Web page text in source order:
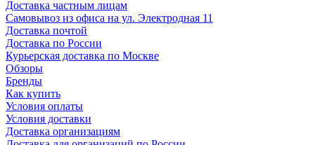
Доставка частным лицам
Самовывоз из офиса на ул. Электродная 11
Доставка почтой
Доставка по России
Курьерская доставка по Москве
Обзоры
Бренды
Как купить
Условия оплаты
Условия доставки
Доставка организациям